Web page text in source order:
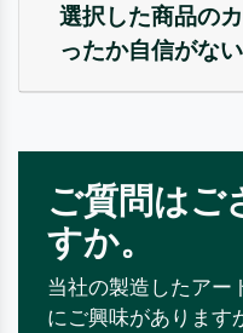
選択した商品の
ったか自信がない
ご質問はご
すか。
当社の製造したアー
にご興味があります